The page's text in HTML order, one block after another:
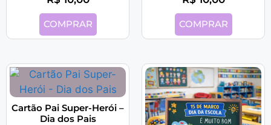
COMPRAR COMPRAR
Cartão Pai Super-Herói –
Dia dos Pais